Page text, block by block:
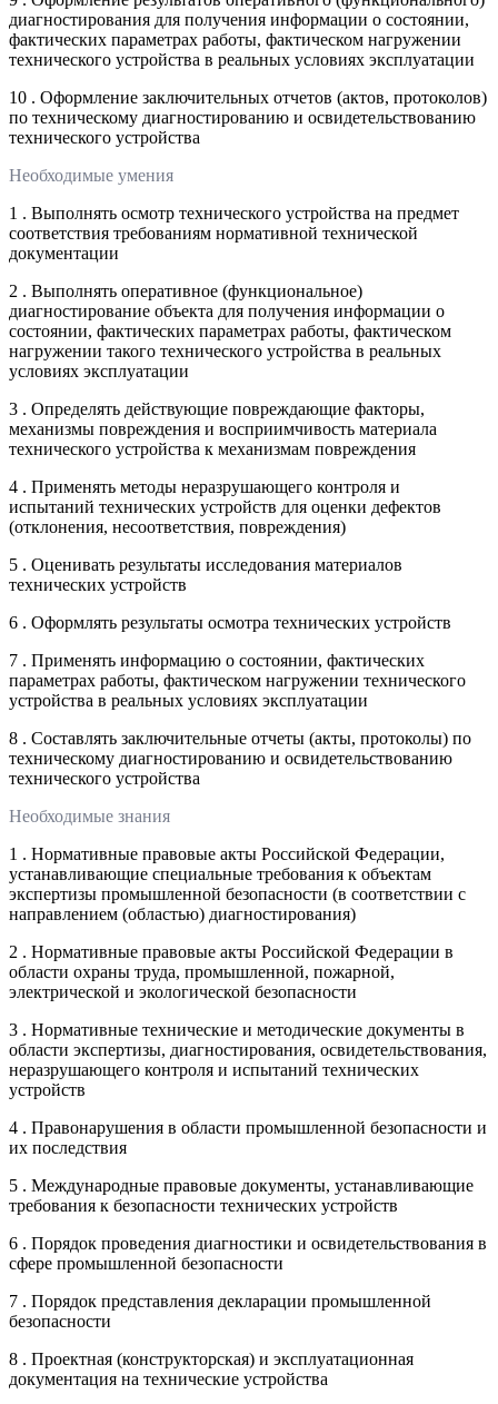
диагностирования для получения информации о состоянии,
фактических параметрах работы, фактическом нагружении
технического устройства в реальных условиях эксплуатации
10 . Оформление заключительных отчетов (актов, протоколов)
по техническому диагностированию и освидетельствованию
технического устройства
Необходимые умения
1 . Выполнять осмотр технического устройства на предмет
соответствия требованиям нормативной технической
документации
2 . Выполнять оперативное (функциональное)
диагностирование объекта для получения информации о
состоянии, фактических параметрах работы, фактическом
нагружении такого технического устройства в реальных
условиях эксплуатации
3 . Определять действующие повреждающие факторы,
механизмы повреждения и восприимчивость материала
технического устройства к механизмам повреждения
4 . Применять методы неразрушающего контроля и
испытаний технических устройств для оценки дефектов
(отклонения, несоответствия, повреждения)
5 . Оценивать результаты исследования материалов
технических устройств
6 . Оформлять результаты осмотра технических устройств
7 . Применять информацию о состоянии, фактических
параметрах работы, фактическом нагружении технического
устройства в реальных условиях эксплуатации
8 . Составлять заключительные отчеты (акты, протоколы) по
техническому диагностированию и освидетельствованию
технического устройства
Необходимые знания
1 . Нормативные правовые акты Российской Федерации,
устанавливающие специальные требования к объектам
экспертизы промышленной безопасности (в соответствии с
направлением (областью) диагностирования)
2 . Нормативные правовые акты Российской Федерации в
области охраны труда, промышленной, пожарной,
электрической и экологической безопасности
3 . Нормативные технические и методические документы в
области экспертизы, диагностирования, освидетельствования,
неразрушающего контроля и испытаний технических
устройств
4 . Правонарушения в области промышленной безопасности и
их последствия
5 . Международные правовые документы, устанавливающие
требования к безопасности технических устройств
6 . Порядок проведения диагностики и освидетельствования в
сфере промышленной безопасности
7 . Порядок представления декларации промышленной
безопасности
8 . Проектная (конструкторская) и эксплуатационная
документация на технические устройства